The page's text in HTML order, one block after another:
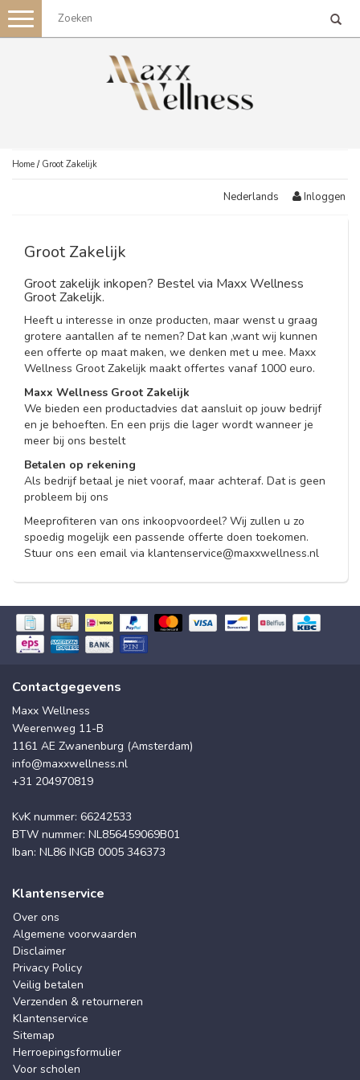
Toggle
navigation
Home / Groot Zakelijk
Nederlands Inloggen
Groot Zakelijk
Groot zakelijk inkopen? Bestel via Maxx Wellness
Groot Zakelijk.
Heeft u interesse in onze producten, maar wenst u graag
grotere aantallen af te nemen? Dat kan ,want wij kunnen
een offerte op maat maken, we denken met u mee. Maxx
Wellness Groot Zakelijk maakt offertes vanaf 1000 euro.
Maxx Wellness Groot Zakelijk
We bieden een productadvies dat aansluit op jouw bedrijf
en je behoeften. En een prijs die lager wordt wanneer je
meer bij ons bestelt
Betalen op rekening
Als bedrijf betaal je niet vooraf, maar achteraf. Dat is geen
probleem bij ons
Meeprofiteren van ons inkoopvoordeel? Wij zullen u zo
spoedig mogelijk een passende offerte doen toekomen.
Stuur ons een email via klantenservice@maxxwellness.nl
Contactgegevens
Maxx Wellness
Weerenweg 11-B
1161 AE Zwanenburg (Amsterdam)
info@maxxwellness.nl
+31 204970819
KvK nummer: 66242533
BTW nummer: NL856459069B01
Iban: NL86 INGB 0005 346373
Klantenservice
Over ons
Algemene voorwaarden
Disclaimer
Privacy Policy
Veilig betalen
Verzenden & retourneren
Klantenservice
Sitemap
Herroepingsformulier
Voor scholen